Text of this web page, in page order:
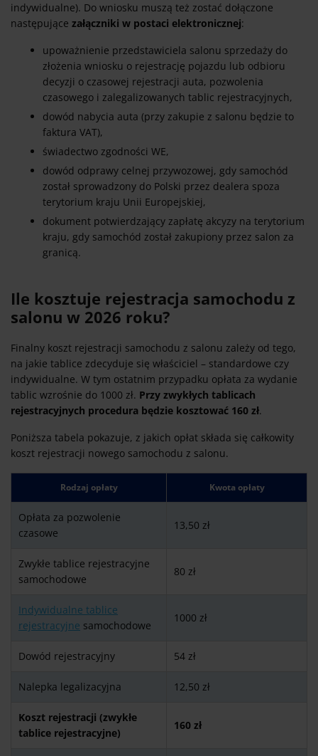
indywidualne). Do wniosku muszą też zostać dołączone
następujące załączniki w postaci elektronicznej:
upoważnienie przedstawiciela salonu sprzedaży do
złożenia wniosku o rejestrację pojazdu lub odbioru
decyzji o czasowej rejestracji auta, pozwolenia
czasowego i zalegalizowanych tablic rejestracyjnych,
dowód nabycia auta (przy zakupie z salonu będzie to
faktura VAT),
świadectwo zgodności WE,
dowód odprawy celnej przywozowej, gdy samochód
został sprowadzony do Polski przez dealera spoza
terytorium kraju Unii Europejskiej,
dokument potwierdzający zapłatę akcyzy na terytorium
kraju, gdy samochód został zakupiony przez salon za
granicą.
Ile kosztuje rejestracja samochodu z
salonu w 2026 roku?
Finalny koszt rejestracji samochodu z salonu zależy od tego,
na jakie tablice zdecyduje się właściciel – standardowe czy
indywidualne. W tym ostatnim przypadku opłata za wydanie
tablic wzrośnie do 1000 zł. Przy zwykłych tablicach
rejestracyjnych procedura będzie kosztować 160 zł.
Poniższa tabela pokazuje, z jakich opłat składa się całkowity
koszt rejestracji nowego samochodu z salonu.
Rodzaj opłaty Kwota opłaty
Opłata za pozwolenie
czasowe
13,50 zł
Zwykłe tablice rejestracyjne
samochodowe
80 zł
Indywidualne tablice
rejestracyjne samochodowe
1000 zł
Dowód rejestracyjny 54 zł
Nalepka legalizacyjna 12,50 zł
Koszt rejestracji (zwykłe
tablice rejestracyjne)
160 zł